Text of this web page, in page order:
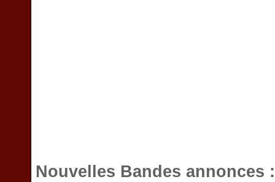
Nouvelles Bandes annonces